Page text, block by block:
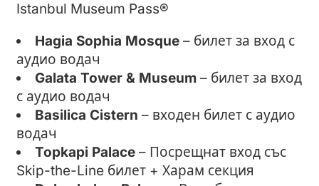
Istanbul Museum Pass®
Hagia Sophia Mosque – билет за вход с
аудио водач
Galata Tower & Museum – билет за вход
с аудио водач
Basilica Cistern – входен билет с аудио
водач
Topkapi Palace – Посрещнат вход със
Skip-the-Line билет + Харам секция